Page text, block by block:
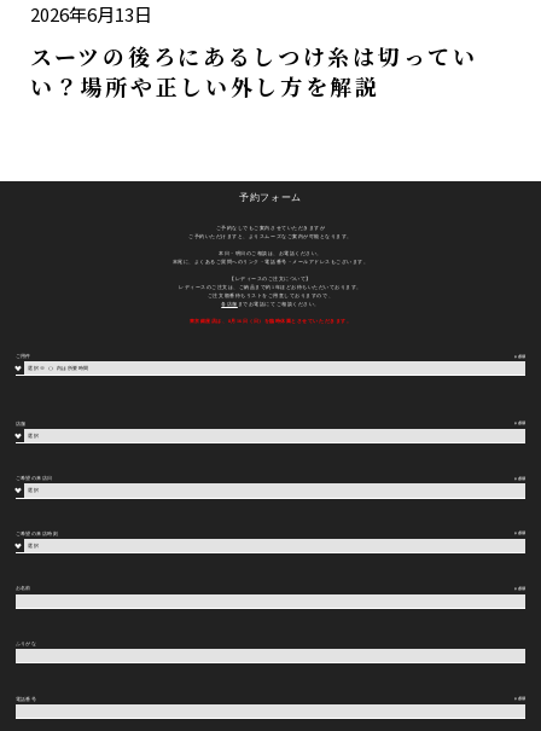
2026年6月13日
スーツの後ろにあるしつけ糸は切ってい
い？場所や正しい外し方を解説